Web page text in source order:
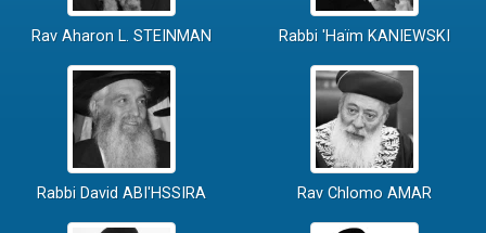
Rav Aharon L. STEINMAN Rabbi 'Haïm KANIEWSKI
Rabbi David ABI'HSSIRA Rav Chlomo AMAR